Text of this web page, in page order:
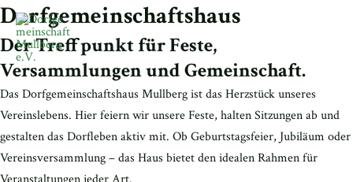
Zum
Inhalt
springen
Dorfgemeinschaftshaus
Der Treffpunkt für Feste,
Versammlungen und Gemeinschaft.
Das Dorfgemeinschaftshaus Mullberg ist das Herzstück unseres
Vereinslebens. Hier feiern wir unsere Feste, halten Sitzungen ab und
gestalten das Dorfleben aktiv mit. Ob Geburtstagsfeier, Jubiläum oder
Vereinsversammlung – das Haus bietet den idealen Rahmen für